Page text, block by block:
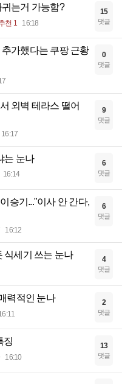
는거 가능함?
천 1 16:18
15
댓글
가했다는 쿠팡 근황 0
댓글
외벽 테라스 떨어
16:17
9
댓글
는 눈나
16:14
6
댓글
승기..."이사 안 간다,
16:12
6
댓글
식세기 쓰는 눈나 4
댓글
력적인 눈나 2
댓글
징
16:10
13
댓글